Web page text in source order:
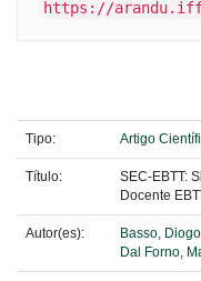
https://
Tipo: Artigo
Título:
SEC-EBTT:
Docente
Autor(es):
Basso, Diogo
Dal Forno,